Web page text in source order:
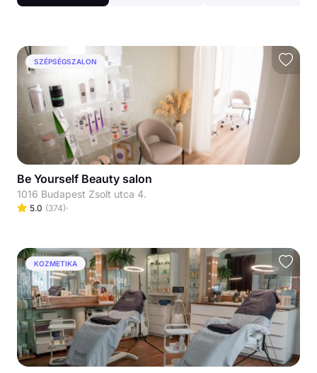
SZÉPSÉGSZALON
Be Yourself Beauty salon
1016 Budapest Zsolt utca 4.
5.0 (374)
KOZMETIKA